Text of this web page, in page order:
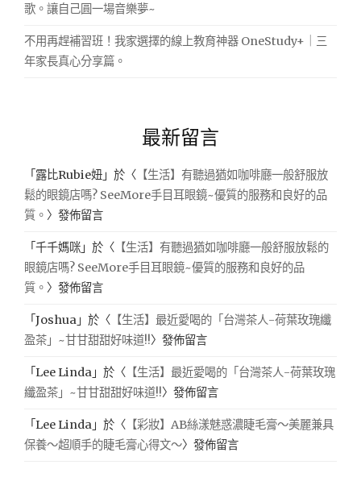
歌。讓自己圓一場音樂夢~
不用再趕補習班！我家選擇的線上教育神器 OneStudy+｜三
年家長真心分享篇。
最新留言
「 露比Rubie妞 」於〈 【生活】有聽過猶如咖啡廳一般舒服放
鬆的眼鏡店嗎? SeeMore手目耳眼鏡~優質的服務和良好的品
質。 〉發佈留言
「千千媽咪 」於〈 【生活】有聽過猶如咖啡廳一般舒服放鬆的
眼鏡店嗎? SeeMore手目耳眼鏡~優質的服務和良好的品
質。 〉發佈留言
「Joshua 」於〈 【生活】最近愛喝的「台灣茶人-荷葉玫瑰纖
盈茶」~甘甘甜甜好味道!!〉發佈留言
「Lee Linda 」於〈 【生活】最近愛喝的「台灣茶人-荷葉玫瑰
纖盈茶」~甘甘甜甜好味道!!〉發佈留言
「Lee Linda 」於〈 【彩妝】AB絲漾魅惑濃睫毛膏～美麗兼具
保養～超順手的睫毛膏心得文～〉發佈留言